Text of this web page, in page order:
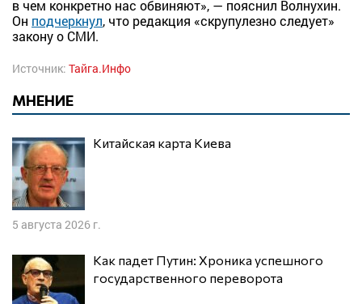
в чем конкретно нас обвиняют», — пояснил Волнухин.
Он подчеркнул, что редакция «скрупулезно следует»
закону о СМИ.
Источник: Тайга.Инфо
МНЕНИЕ
Китайская карта Киева
5 августа 2026 г.
Как падет Путин: Хроника успешного
государственного переворота